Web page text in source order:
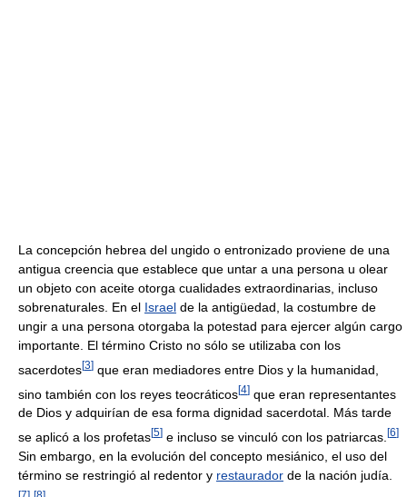
La concepción hebrea del ungido o entronizado proviene de una
antigua creencia que establece que untar a una persona u olear
un objeto con aceite otorga cualidades extraordinarias, incluso
sobrenaturales. En el Israel de la antigüedad, la costumbre de
ungir a una persona otorgaba la potestad para ejercer algún cargo
importante. El término Cristo no sólo se utilizaba con los
sacerdotes[3] que eran mediadores entre Dios y la humanidad,
sino también con los reyes teocráticos[4] que eran representantes
de Dios y adquirían de esa forma dignidad sacerdotal. Más tarde
se aplicó a los profetas[5] e incluso se vinculó con los patriarcas. [6]
Sin embargo, en la evolución del concepto mesiánico, el uso del
término se restringió al redentor y restaurador de la nación judía.